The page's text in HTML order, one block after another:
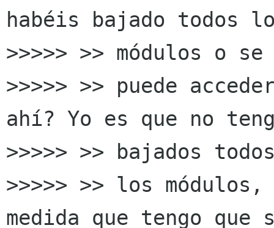
habéis bajado todos
>>>>> >> módulos o se
>>>>> >> puede
ahí? Yo es que no
>>>>> >> bajados
>>>>> >> los
medida que tengo que